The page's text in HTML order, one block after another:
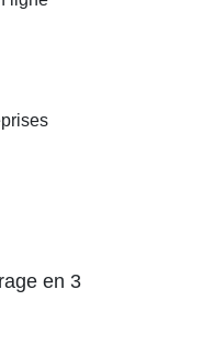
en 3